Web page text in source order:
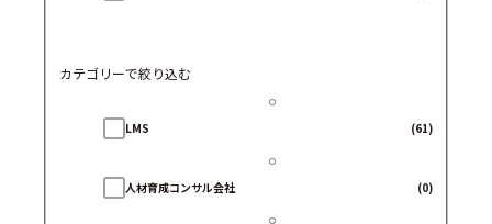
カテゴリーで絞り込む
LMS (61)
人材育成コンサル会社 (0)